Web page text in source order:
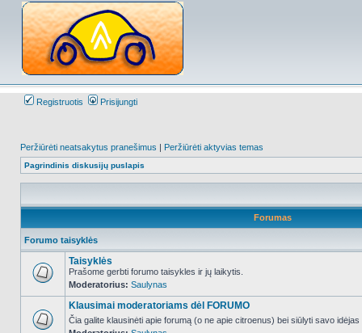
Registruotis Prisijungti
Peržiūrėti neatsakytus pranešimus | Peržiūrėti aktyvias temas
Pagrindinis diskusijų puslapis
Forumas
Forumo taisyklės
NO_UNREAD_POSTS
Taisyklės
Prašome gerbti forumo taisykles ir jų laikytis.
Moderatorius: Saulynas
Klausimai moderatoriams dėl FORUMO
Čia galite klausinėti apie forumą (o ne apie citroenus) bei siūlyti savo